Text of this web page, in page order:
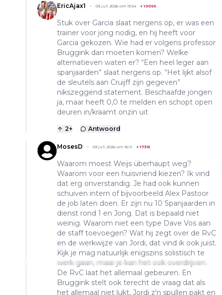
EricAjax1 03 juli 2026 om 15:54 +10066
Stuk over Garcia slaat nergens op, er was een
trainer voor jong nodig, en hij heeft voor
Garcia gekozen. Wie had er volgens professor
Bruggink dan moeten komen? Welke
alternatieven waten er? “Een heel leger aan
spanjaarden” slaat nergens op. “Het lijkt alsof
de sleutels aan Cruijff zijn gegeven”
nikszeggend statement. Beschaafde jongen
ja, maar heeft 0,0 te melden en schopt open
deuren in/kraamt onzin uit
2+ Antwoord
MosesD 03 juli 2026 om 16:11 +17315
Waarom moest Weijs überhaupt weg?
Waarom voor een huisvriend kiezen? Ik vind
dat erg onverstandig. Je had ook kunnen
schuiven intern of bijvoorbeeld Alex Pastoor
de job laten doen. Er zijn nu 10 Spanjaarden in
dienst rond 1 en Jong. Dat is bepaald niet
weinig. Waarom niet een type Dave Vos aan
de staff toevoegen? Wat hij zegt over de RvC
en de werkwijze van Jordi, dat vind ik ook juist.
Kijk je mag natuurlijk enigszins solistisch te
werk gaan, maar je kan het ook overdrijven.
De RvC laat het allemaal gebeuren. En
Bruggink stelt ook terecht de vraag dat als
het allemaal niet lukt, Jordi z'n spullen pakt en